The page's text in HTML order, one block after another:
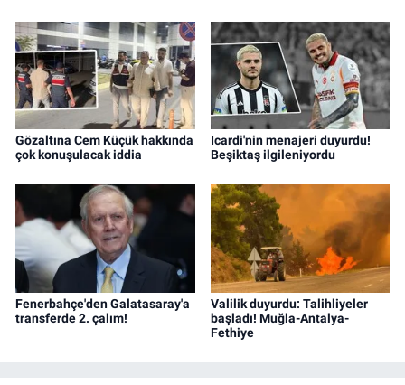
Gözaltına Cem Küçük hakkında
çok konuşulacak iddia
Icardi'nin menajeri duyurdu!
Beşiktaş ilgileniyordu
Fenerbahçe'den Galatasaray'a
transferde 2. çalım!
Valilik duyurdu: Talihliyeler
başladı! Muğla-Antalya-
Fethiye